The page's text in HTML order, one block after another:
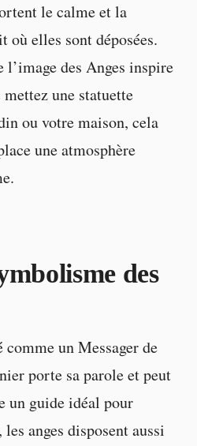
le calme et la
où elles sont déposées.
l’image des Anges inspire
une statuette
ou votre maison, cela
une atmosphère
des
comme un Messager de
porte sa parole et peut
un guide idéal pour
anges disposent aussi